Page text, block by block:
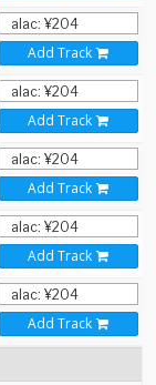
Add Track
Add Track
Add Track
Add Track
Add Track